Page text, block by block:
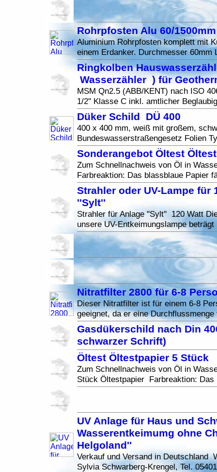
Rohrpfosten Alu 60/1500mm
Aluminium Rohrpfosten komplett mit
einem Erdanker. Durchmesser 60mm
Ringkolben
Wasserzähler ) für
MSM Qn2.5 (ABB/KENT) nach ISO
1/2'' Klasse C inkl. amtlicher
Düker Schild DÜ 400
400 x 400 mm, weiß mit großem,
Bundeswasserstraßengesetz Folien
Sonderangebot Öltest
Zum Schnellnachweis von Öl in
Farbreaktion: Das blassblaue Papier
Strahler oder UV-Lampe für
''Sylt''
Strahler für Anlage ''Sylt'' 120 Watt
unsere UV-Entkeimungslampe
Nitratfilter 2800 für 6-8
Dieser Nitratfilter ist für einem 6-8
geeignet, da er eine
Gasdükerschild nach Din
schwarzer Schrift)
Öltest Öltestpapier 5 Stück
Zum Schnellnachweis von Öl in
Stück Öltestpapier Farbreaktion:
UV Anlage für Haus und
Wasserentkeimumg ohne
Helgoland''
Verkauf und Versand in Deutschland
Sylvia Schwarberg-Krengel, Tel.